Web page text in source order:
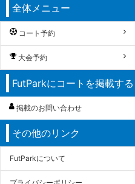
全体メニュー
コート予約
大会予約
FutParkにコートを掲載する
掲載のお問い合わせ
その他のリンク
FutParkについて